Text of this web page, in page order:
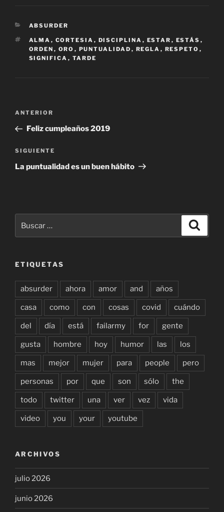
CATEGORÍAS
ABSURDER
ETIQUETAS
ALMA , CORTESIA , DISCIPLINA , ESTAR , ESTÁS ,
ORDEN , ORO , PUNTUALIDAD , REGLA , RESPETO ,
SIGNIFICA , TARDE
Navegación
entradas
Entrada
anterior:
ANTERIOR
Feliz cumpleaños 2019
Siguiente
entrada
SIGUIENTE
La puntualidad es un buen hábito
por:
ETIQUETAS
absurder ahora amor and años
casa como con cosas covid cuándo
del día está failarmy for gente
gusta hombre hoy humor las los
mas mejor mujer para people pero
personas por que son sólo the
todo twitter una ver vez vida
video you your youtube
ARCHIVOS
julio 2026
junio 2026